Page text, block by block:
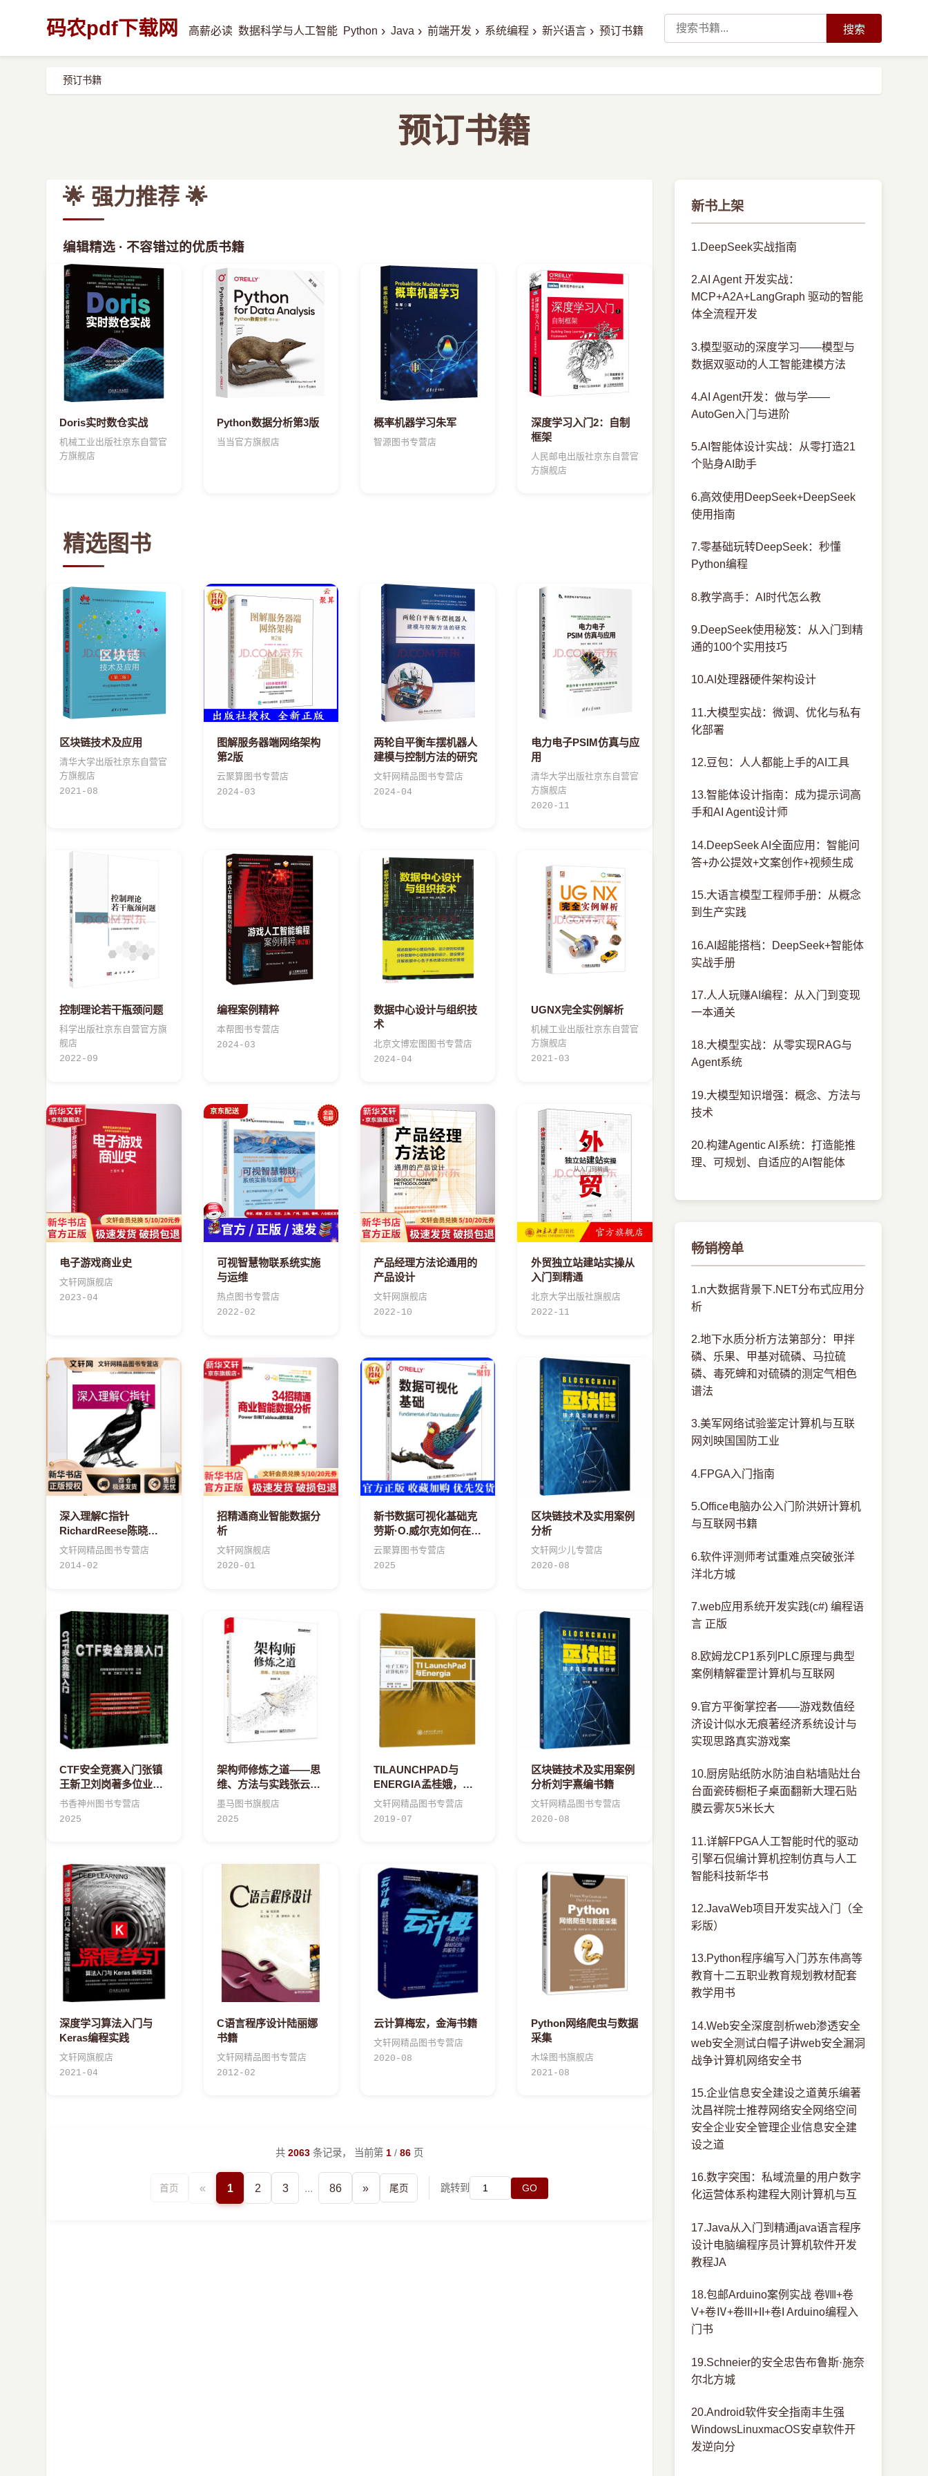
码农pdf下载网 高薪必读 数据科学与人工智能 Python › Java › 前端开发 › 系统编程 › 新兴语言 › 预订书籍 搜索
预订书籍
预订书籍
🌟 强力推荐 🌟
编辑精选 · 不容错过的优质书籍
Doris实时数仓实战
机械工业出版社京东自营官
方旗舰店
Python数据分析第3版
当当官方旗舰店
概率机器学习朱军
智源图书专营店
深度学习入门2：自制
框架
人民邮电出版社京东自营官
方旗舰店
精选图书
区块链技术及应用
清华大学出版社京东自营官
方旗舰店
2021-08
图解服务器端网络架构
第2版
云聚算图书专营店
2024-03
两轮自平衡车摆机器人
建模与控制方法的研究
文轩网精品图书专营店
2024-04
电力电子PSIM仿真与应
用
清华大学出版社京东自营官
方旗舰店
2020-11
控制理论若干瓶颈问题
科学出版社京东自营官方旗
舰店
2022-09
编程案例精粹
本帮图书专营店
2024-03
数据中心设计与组织技
术
北京文博宏图图书专营店
2024-04
UGNX完全实例解析
机械工业出版社京东自营官
方旗舰店
2021-03
电子游戏商业史
文轩网旗舰店
2023-04
可视智慧物联系统实施
与运维
热点图书专营店
2022-02
产品经理方法论通用的
产品设计
文轩网旗舰店
2022-10
外贸独立站建站实操从
入门到精通
北京大学出版社旗舰店
2022-11
深入理解C指针
RichardReese陈晓亮
译书籍
文轩网精品图书专营店
2014-02
招精通商业智能数据分
析
文轩网旗舰店
2020-01
新书数据可视化基础克
劳斯·O.威尔克如何在文
档或报告中使用图表如
何有效地利用图
云聚算图书专营店
2025
区块链技术及实用案例
分析
文轩网少儿专营店
2020-08
CTF安全竞赛入门张镇
王新卫刘岗著多位业内
讲师分享多年CTF编程
入门网络空间安全
书香神州图书专营店
2025
架构师修炼之道——思
维、方法与实践张云鹏
互联网后端开发服务集
群架构方法论量化分析
墨马图书旗舰店
2025
TILAUNCHPAD与
ENERGIA孟桂娥，沈
玉婷，崔萌，袁焱书籍
文轩网精品图书专营店
2019-07
区块链技术及实用案例
分析刘宇熹编书籍
文轩网精品图书专营店
2020-08
深度学习算法入门与
Keras编程实践
文轩网旗舰店
2021-04
C语言程序设计陆丽娜
书籍
文轩网精品图书专营店
2012-02
云计算梅宏，金海书籍
文轩网精品图书专营店
2020-08
Python网络爬虫与数据
采集
木垛图书旗舰店
2021-08
共 2063 条记录， 当前第 1 / 86 页
首页 « 1 2 3 ... 86 » 尾页 跳转到 GO
新书上架
1.DeepSeek实战指南
2.AI Agent 开发实战：
MCP+A2A+LangGraph 驱动的智能
体全流程开发
3.模型驱动的深度学习——模型与
数据双驱动的人工智能建模方法
4.AI Agent开发：做与学——
AutoGen入门与进阶
5.AI智能体设计实战：从零打造21
个贴身AI助手
6.高效使用DeepSeek+DeepSeek
使用指南
7.零基础玩转DeepSeek：秒懂
Python编程
8.教学高手：AI时代怎么教
9.DeepSeek使用秘笈：从入门到精
通的100个实用技巧
10.AI处理器硬件架构设计
11.大模型实战：微调、优化与私有
化部署
12.豆包：人人都能上手的AI工具
13.智能体设计指南：成为提示词高
手和AI Agent设计师
14.DeepSeek AI全面应用：智能问
答+办公提效+文案创作+视频生成
15.大语言模型工程师手册：从概念
到生产实践
16.AI超能搭档：DeepSeek+智能体
实战手册
17.人人玩赚AI编程：从入门到变现
一本通关
18.大模型实战：从零实现RAG与
Agent系统
19.大模型知识增强：概念、方法与
技术
20.构建Agentic AI系统：打造能推
理、可规划、自适应的AI智能体
畅销榜单
1.n大数据背景下.NET分布式应用分
析
2.地下水质分析方法第部分：甲拌
磷、乐果、甲基对硫磷、马拉硫
磷、毒死蜱和对硫磷的测定气相色
谱法
3.美军网络试验鉴定计算机与互联
网刘映国国防工业
4.FPGA入门指南
5.Office电脑办公入门阶洪妍计算机
与互联网书籍
6.软件评测师考试重难点突破张洋
洋北方城
7.web应用系统开发实践(c#) 编程语
言 正版
8.欧姆龙CP1系列PLC原理与典型
案例精解霍罡计算机与互联网
9.官方平衡掌控者——游戏数值经
济设计似水无痕著经济系统设计与
实现思路真实游戏案
10.厨房贴纸防水防油自粘墙贴灶台
台面瓷砖橱柜子桌面翻新大理石贴
膜云雾灰5米长大
11.详解FPGA人工智能时代的驱动
引擎石侃编计算机控制仿真与人工
智能科技新华书
12.JavaWeb项目开发实战入门（全
彩版）
13.Python程序编写入门苏东伟高等
教育十二五职业教育规划教材配套
教学用书
14.Web安全深度剖析web渗透安全
web安全测试白帽子讲web安全漏洞
战争计算机网络安全书
15.企业信息安全建设之道黄乐编著
沈昌祥院士推荐网络安全网络空间
安全企业安全管理企业信息安全建
设之道
16.数字突围：私域流量的用户数字
化运营体系构建程大刚计算机与互
17.Java从入门到精通java语言程序
设计电脑编程序员计算机软件开发
教程JA
18.包邮Arduino案例实战 卷Ⅷ+卷
V+卷Ⅳ+卷III+II+卷I Arduino编程入
门书
19.Schneier的安全忠告布鲁斯·施奈
尔北方城
20.Android软件安全指南丰生强
WindowsLinuxmacOS安卓软件开
发逆向分